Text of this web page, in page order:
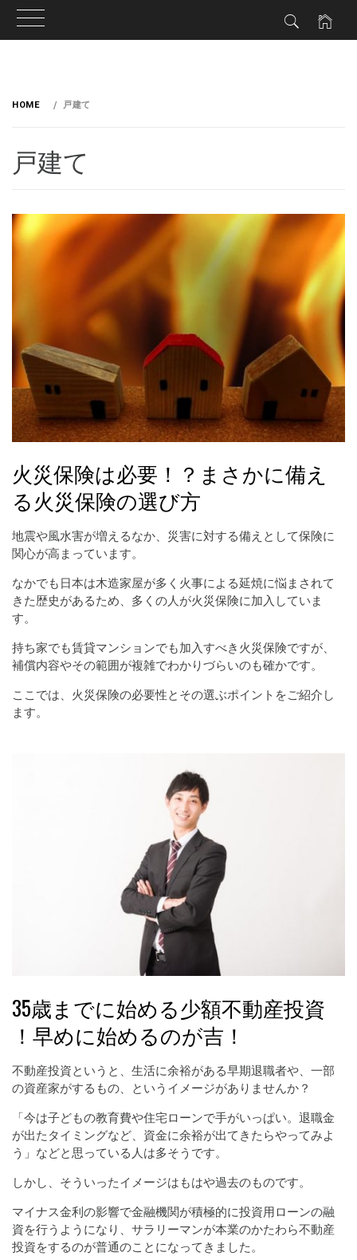
HOME 戸建て
戸建て
火災保険は必要！？まさかに備え
る火災保険の選び方
地震や風水害が増えるなか、災害に対する備えとして保険に
関心が高まっています。
なかでも日本は木造家屋が多く火事による延焼に悩まされて
きた歴史があるため、多くの人が火災保険に加入していま
す。
持ち家でも賃貸マンションでも加入すべき火災保険ですが、
補償内容やその範囲が複雑でわかりづらいのも確かです。
ここでは、火災保険の必要性とその選ぶポイントをご紹介し
ます。
35歳までに始める少額不動産投資
！早めに始めるのが吉！
不動産投資というと、生活に余裕がある早期退職者や、一部
の資産家がするもの、というイメージがありませんか？
「今は子どもの教育費や住宅ローンで手がいっぱい。退職金
が出たタイミングなど、資金に余裕が出てきたらやってみよ
う」などと思っている人は多そうです。
しかし、そういったイメージはもはや過去のものです。
マイナス金利の影響で金融機関が積極的に投資用ローンの融
資を行うようになり、サラリーマンが本業のかたわら不動産
投資をするのが普通のことになってきました。